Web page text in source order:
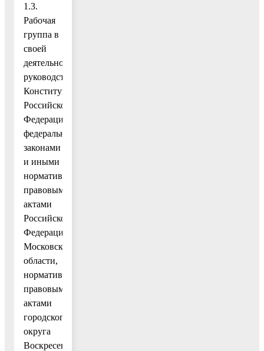
1.3.
Рабочая
группа в
своей
деятельности
руководствуется
Конституцией
Российской
Федерации,
федеральными
законами
и иными
нормативными
правовыми
актами
Российской
Федерации,
Московской
области,
нормативными
правовыми
актами
городского
округа
Воскресенск,